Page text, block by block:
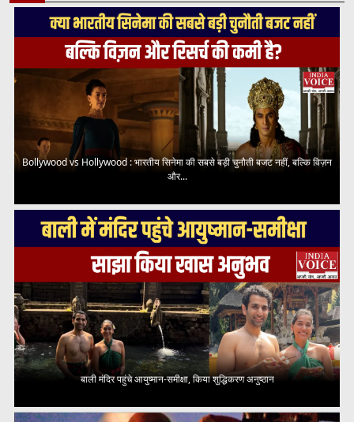
Bollywood vs Hollywood : भारतीय सिनेमा की सबसे बड़ी चुनौती बजट नहीं, बल्कि विज़न
और...
बाली मंदिर पहुंचे आयुष्मान-समीक्षा, किया शुद्धिकरण अनुष्ठान